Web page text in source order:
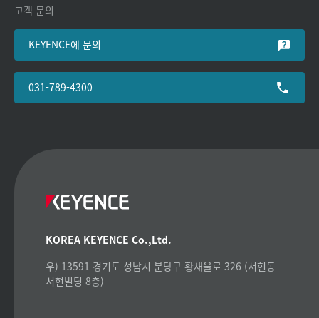
고객 문의
KEYENCE에 문의
031-789-4300
KOREA KEYENCE Co.,Ltd.
우) 13591 경기도 성남시 분당구 황새울로 326 (서현동
서현빌딩 8층)